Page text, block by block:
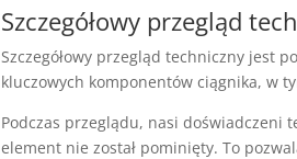
Szczegółowy przegląd
Szczegółowy przegląd techniczny jest
kluczowych komponentów ciągnika, w
Podczas przeglądu, nasi doświadczeni
element nie został pominięty. To